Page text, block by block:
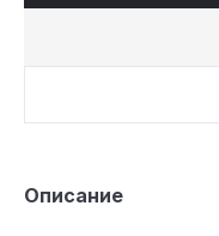
Описание